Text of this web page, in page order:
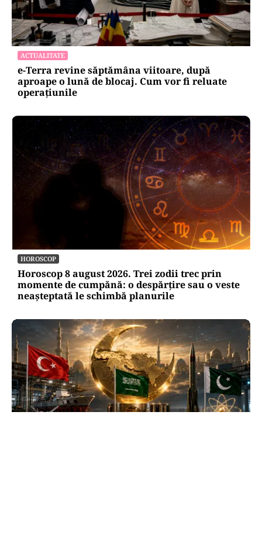
ACTUALITATE
e-Terra revine săptămâna viitoare, după
aproape o lună de blocaj. Cum vor fi reluate
operațiunile
HOROSCOP
Horoscop 8 august 2026. Trei zodii trec prin
momente de cumpănă: o despărțire sau o veste
neașteptată le schimbă planurile